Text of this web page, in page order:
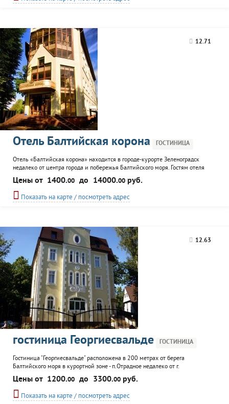
коктейль-бар...
12.71
Отель Балтийская корона ГОСТИНИЦА
Отель «Балтийская корона» находится в городе-курорте Зеленоградск
недалеко от центра города и побережья Балтийского моря. Гостям отеля
предлагаются 29 номеров со всеми удобствами, ресторан, бар, сауна,
беседка для приготовления барбекю с камином, организация экскурсий в
Калининград, детская игровая комната и просторная парковка. Есть
возможность проведения банкетов, семинаров...
Цены от 1400.00 до 14000.00 руб.
Показать на карте / посмотреть адрес
12.63
гостиница Георгиесвальде ГОСТИНИЦА
Гостиница "Георгиесвальде" расположена в 200 метрах от берега
Балтийского моря в курортной зоне - п.Отрадное недалеко от г.
Светлогорска. В гостинице четыре этажа и 11 двухместных номеров.
Охраняемая автостоянка. К услугам отдыхающих - место для барбекю и
беседка с мангалом, кафе, сауна, бильярд, видеотека, настольные игры,
детская площадка. Возможность заезда корпоративной группой.
Цены от 1200.00 до 3300.00 руб.
Показать на карте / посмотреть адрес